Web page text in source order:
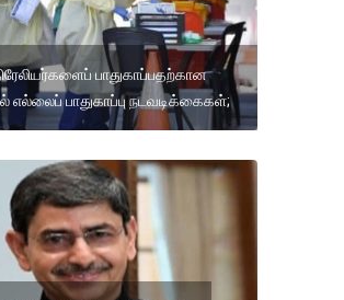
பாதுகாப்பதற்கான
எல்லைப் பாதுகாப்பு நடவடிக்கைகள்;